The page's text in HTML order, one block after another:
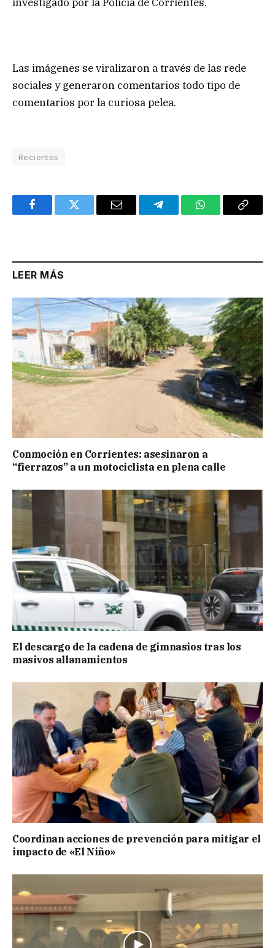
Las imágenes se viralizaron a través de las rede
sociales y generaron comentarios todo tipo de
comentarios por la curiosa pelea.
Recientes
FacebookTwitter Email TelegramWhatsAppCopy
LEER MÁS
Conmoción en Corrientes: asesinaron a
“fierrazos” a un motociclista en plena calle
El descargo de la cadena de gimnasios tras los
masivos allanamientos
Coordinan acciones de prevención para mitigar el
impacto de «El Niño»